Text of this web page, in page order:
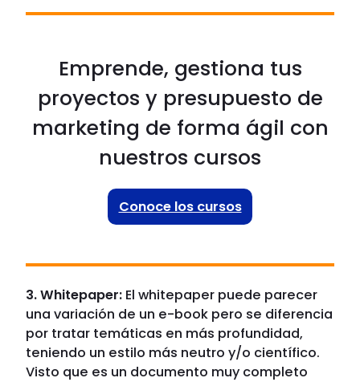
Emprende, gestiona tus
proyectos y presupuesto de
marketing de forma ágil con
nuestros cursos
Conoce los cursos
3. Whitepaper: El whitepaper puede parecer
una variación de un e-book pero se diferencia
por tratar temáticas en más profundidad,
teniendo un estilo más neutro y/o científico.
Visto que es un documento muy completo